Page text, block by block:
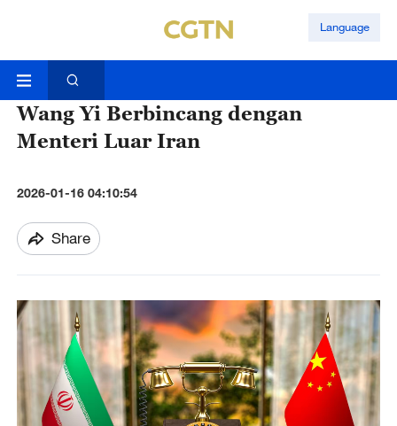
Language
Wang Yi Berbincang dengan
Menteri Luar Iran
2026-01-16 04:10:54
Share